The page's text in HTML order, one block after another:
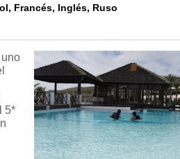
Francés, Inglés, Ruso
5*